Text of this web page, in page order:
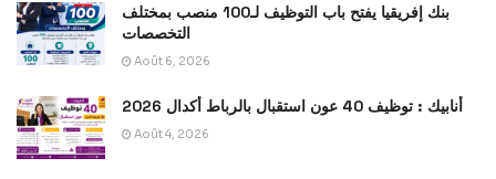
بنك إفريقيا يفتح باب التوظيف لـ100 منصب بمختلف
التخصصات
Août 6, 2026
أنابيك : توظيف 40 عون استقبال بالرباط أكدال 2026
Août 4, 2026